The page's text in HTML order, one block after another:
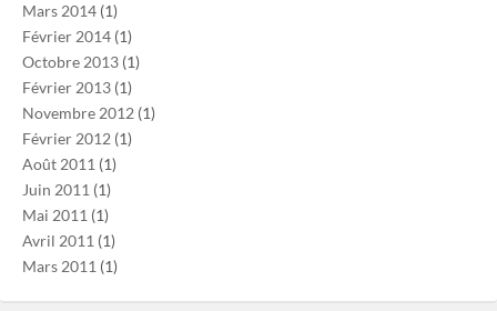
Mars 2014 (1)
Février 2014 (1)
Octobre 2013 (1)
Février 2013 (1)
Novembre 2012 (1)
Février 2012 (1)
Août 2011 (1)
Juin 2011 (1)
Mai 2011 (1)
Avril 2011 (1)
Mars 2011 (1)